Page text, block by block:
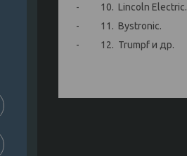
- 10. Lincoln Electric.
- 11. Bystronic.
- 12. Trumpf и др.